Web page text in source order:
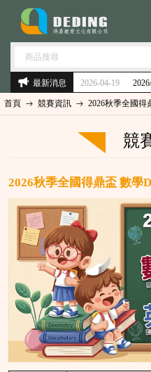
最新消息 2026-04-19
首頁 競賽資訊 2026秋季全國得
競
2026秋季全國得鼎盃 數學